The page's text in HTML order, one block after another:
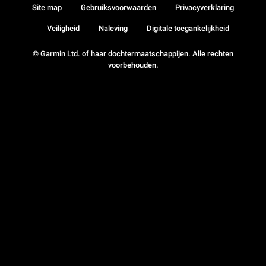
© Garmin Ltd. of haar dochtermaatschappijen. Alle rechten
voorbehouden.
Site map Gebruiksvoorwaarden Privacyverklaring
Veiligheid Naleving Digitale toegankelijkheid